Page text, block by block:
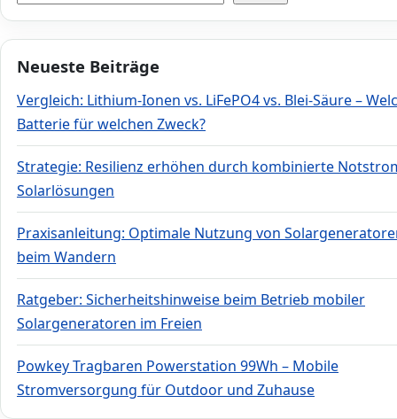
Neueste Beiträge
Vergleich: Lithium-Ionen vs. LiFePO4 vs. Blei-Säure –
Batterie für welchen Zweck?
Strategie: Resilienz erhöhen durch kombinierte
Solarlösungen
Praxisanleitung: Optimale Nutzung von
beim Wandern
Ratgeber: Sicherheitshinweise beim Betrieb mobiler
Solargeneratoren im Freien
Powkey Tragbaren Powerstation 99Wh – Mobile
Stromversorgung für Outdoor und Zuhause